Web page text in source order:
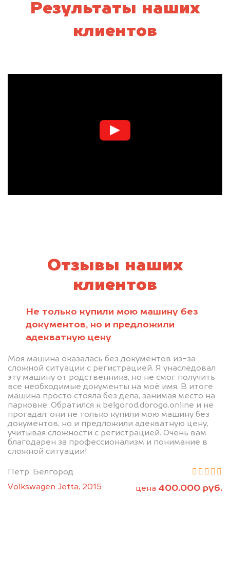
Результаты наших
клиентов
Отзывы наших
клиентов
Не только купили мою машину без
документов, но и предложили
адекватную цену
Моя машина оказалась без документов из-за
сложной ситуации с регистрацией. Я унаследовал
эту машину от родственника, но не смог получить
все необходимые документы на моё имя. В итоге
машина просто стояла без дела, занимая место на
парковке. Обратился к belgorod.dorogo.online и не
прогадал: они не только купили мою машину без
документов, но и предложили адекватную цену,
учитывая сложности с регистрацией. Очень вам
благодарен за профессионализм и понимание в
сложной ситуации!
Пётр, Белгород
Volkswagen Jetta, 2015
цена 400.000 руб.